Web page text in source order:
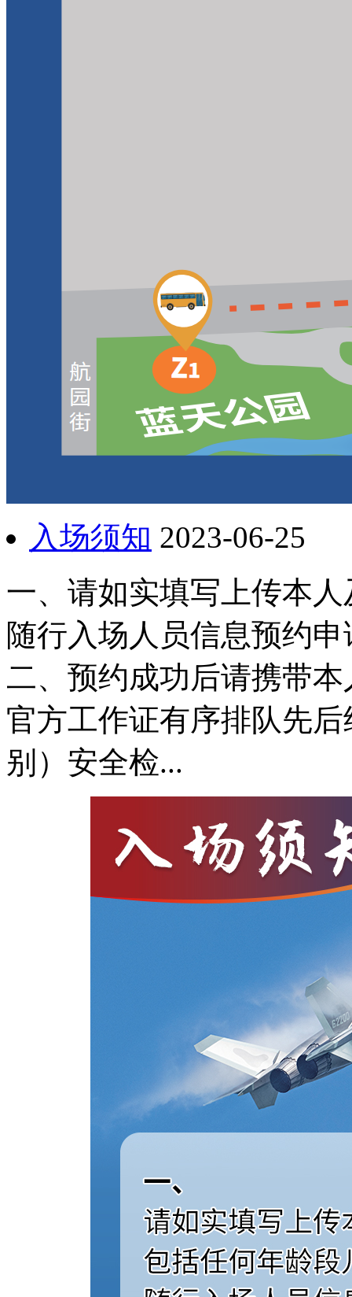
入场须知 2023-06-25
一、请如实填写上传本
随行入场人员信息预约
二、预约成功后请携带
官方工作证有序排队先
别）安全检...